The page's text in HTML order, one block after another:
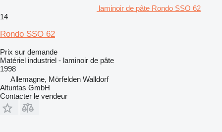
laminoir de pâte Rondo SSO 62
14
Rondo SSO 62
Prix sur demande
Matériel industriel - laminoir de pâte
1998
Allemagne, Mörfelden Walldorf
Altuntas GmbH
Contacter le vendeur